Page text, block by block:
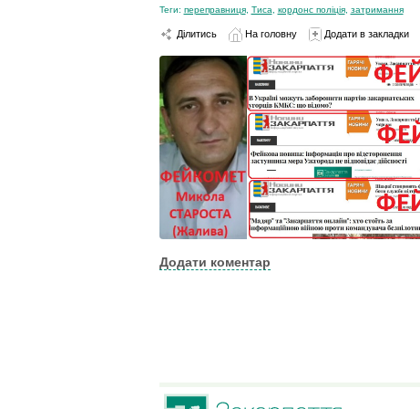
Теги: переправниця, Тиса кордонс поліція, затримання
Ділитись На головну Додати в закладки
Додати коментар